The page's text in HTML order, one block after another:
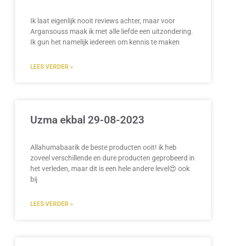
Ik laat eigenlijk nooit reviews achter, maar voor
Argansouss maak ik met alle liefde een uitzondering.
Ik gun het namelijk iedereen om kennis te maken
LEES VERDER »
Uzma ekbal 29-08-2023
Allahumabaarik de beste producten ooit! ik heb
zoveel verschillende en dure producten geprobeerd in
het verleden, maar dit is een hele andere level😍 ook
bij
LEES VERDER »